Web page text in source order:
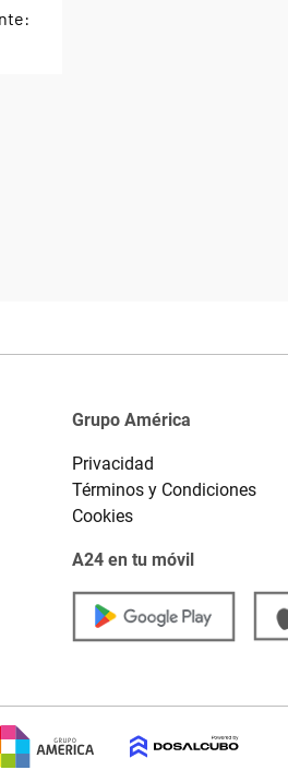
Grupo América
Privacidad
Términos y Condiciones
Cookies
A24 en tu móvil